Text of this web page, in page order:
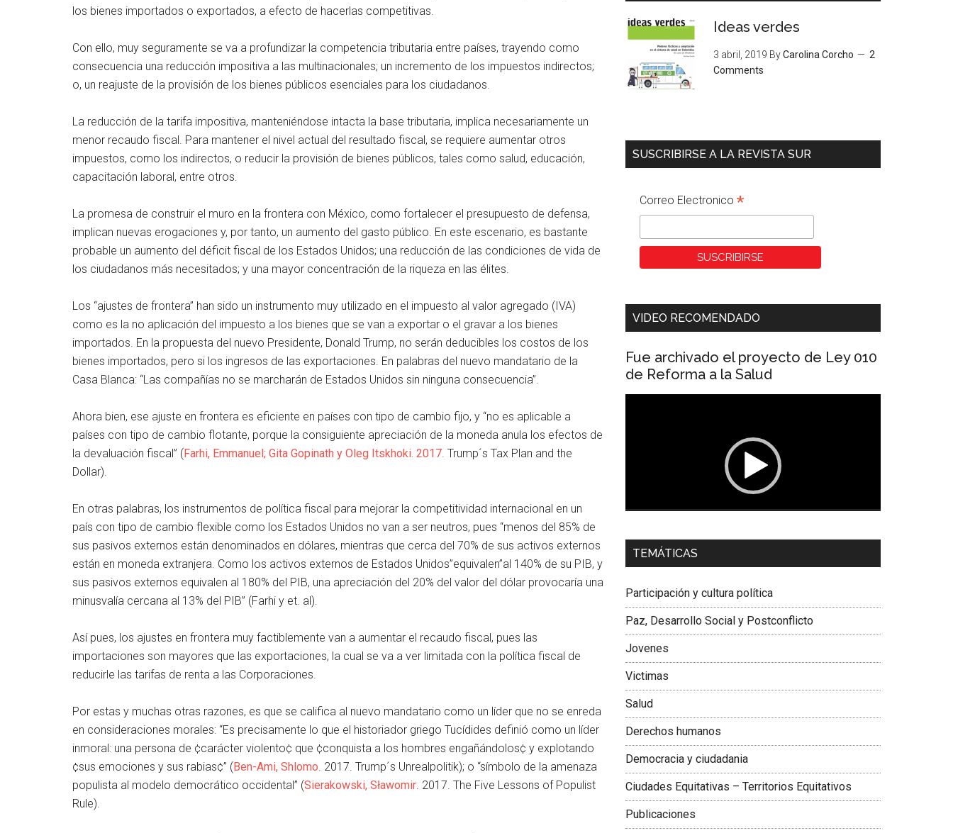
los bienes importados o exportados, a efecto de hacerlas competitivas.
Con ello, muy seguramente se va a profundizar la competencia tributaria entre países, trayendo como
consecuencia una reducción impositiva a las multinacionales; un incremento de los impuestos indirectos;
o, un reajuste de la provisión de los bienes públicos esenciales para los ciudadanos.
La reducción de la tarifa impositiva, manteniéndose intacta la base tributaria, implica necesariamente un
menor recaudo fiscal. Para mantener el nivel actual del resultado fiscal, se requiere aumentar otros
impuestos, como los indirectos, o reducir la provisión de bienes públicos, tales como salud, educación,
capacitación laboral, entre otros.
La promesa de construir el muro en la frontera con México, como fortalecer el presupuesto de defensa,
implican nuevas erogaciones y, por tanto, un aumento del gasto público. En este escenario, es bastante
probable un aumento del déficit fiscal de los Estados Unidos; una reducción de las condiciones de vida de
los ciudadanos más necesitados; y una mayor concentración de la riqueza en las élites.
Los “ajustes de frontera” han sido un instrumento muy utilizado en el impuesto al valor agregado (IVA)
como es la no aplicación del impuesto a los bienes que se van a exportar o el gravar a los bienes
importados. En la propuesta del nuevo Presidente, Donald Trump, no serán deducibles los costos de los
bienes importados, pero si los ingresos de las exportaciones. En palabras del nuevo mandatario de la
Casa Blanca: “Las compañías no se marcharán de Estados Unidos sin ninguna consecuencia”.
Ahora bien, ese ajuste en frontera es eficiente en países con tipo de cambio fijo, y “no es aplicable a
países con tipo de cambio flotante, porque la consiguiente apreciación de la moneda anula los efectos de
la devaluación fiscal” (Farhi, Emmanuel; Gita Gopinath y Oleg Itskhoki. 2017. Trump´s Tax Plan and the
Dollar).
En otras palabras, los instrumentos de política fiscal para mejorar la competitividad internacional en un
país con tipo de cambio flexible como los Estados Unidos no van a ser neutros, pues “menos del 85% de
sus pasivos externos están denominados en dólares, mientras que cerca del 70% de sus activos externos
están en moneda extranjera. Como los activos externos de Estados Unidos”equivalen”al 140% de su PIB, y
sus pasivos externos equivalen al 180% del PIB, una apreciación del 20% del valor del dólar provocaría una
minusvalía cercana al 13% del PIB” (Farhi y et. al).
Así pues, los ajustes en frontera muy factiblemente van a aumentar el recaudo fiscal, pues las
importaciones son mayores que las exportaciones, la cual se va a ver limitada con la política fiscal de
reducirle las tarifas de renta a las Corporaciones.
Por estas y muchas otras razones, es que se califica al nuevo mandatario como un líder que no se enreda
en consideraciones morales: “Es precisamente lo que el historiador griego Tucídides definió como un líder
inmoral: una persona de ¢carácter violento¢ que ¢conquista a los hombres engañándolos¢ y explotando
¢sus emociones y sus rabias¢” (Ben-Ami, Shlomo. 2017. Trump´s Unrealpolitik); o “símbolo de la amenaza
populista al modelo democrático occidental” (Sierakowski, Sławomir. 2017. The Five Lessons of Populist
Rule).
Ideas verdes
3 abril, 2019 ByCarolina Corcho
2
Comments
SUSCRIBIRSE A LA REVISTA SUR
Correo Electronico *
VIDEO RECOMENDADO
Fue archivado el proyecto de Ley 010
de Reforma a la Salud
Dra. Carolina Corcho Mejía,
Latinoamericana Sur, Vicepresidenta Federación
TEMÁTICAS
Participación y cultura política
Paz, Desarrollo Social y Postconflicto
Jovenes
Victimas
Salud
Derechos humanos
Democracia y ciudadania
Ciudades Equitativas – Territorios Equitativos
Publicaciones